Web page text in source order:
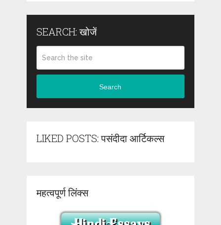
SEARCH: खोजें
Search
LIKED POSTS: पसंदीदा आर्टिकल्स
महत्वपूर्ण लिंक्स